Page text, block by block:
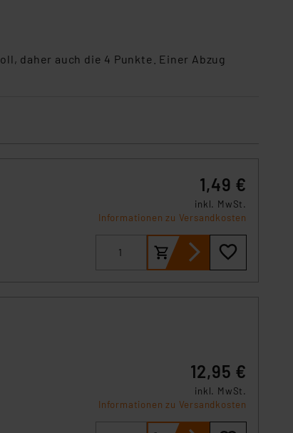
bestehen.
übermittelten
daher auch die 4 Punkte. Einer Abzug
1,49 €
inkl. MwSt.
Informationen zu Versandkosten
12,95 €
inkl. MwSt.
Informationen zu Versandkosten